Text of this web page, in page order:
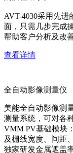
AVT-4030采用先
面，只需几步完成
帮助客户分析及改
查看详情
全自动影像测量仪
美能全自动影像测
测量系统，可对各
VMM PV基础模块
及栅线宽度、间距
独家研发金属遮盖